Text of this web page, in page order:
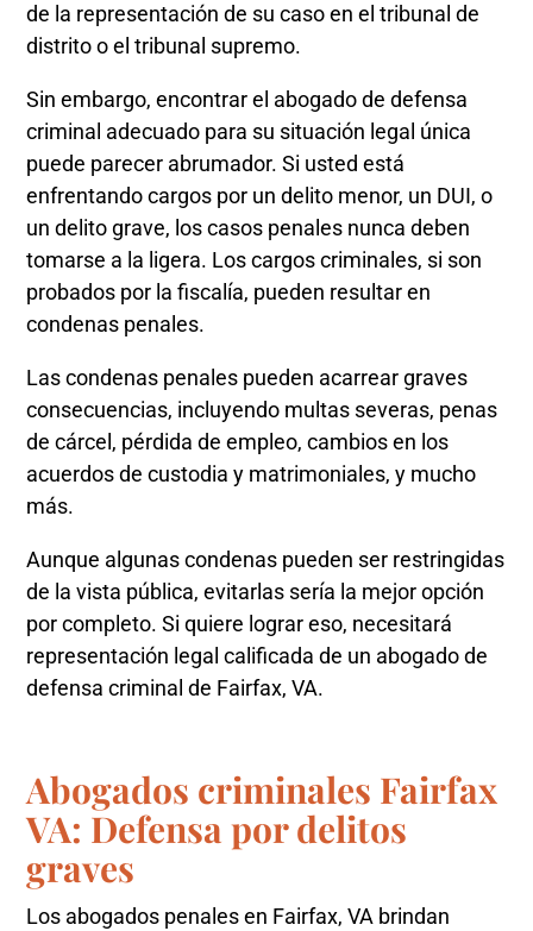
de la representación de su caso en el tribunal de
distrito o el tribunal supremo.
Sin embargo, encontrar el abogado de defensa
criminal adecuado para su situación legal única
puede parecer abrumador. Si usted está
enfrentando cargos por un delito menor, un DUI, o
un delito grave, los casos penales nunca deben
tomarse a la ligera. Los cargos criminales, si son
probados por la fiscalía, pueden resultar en
condenas penales.
Las condenas penales pueden acarrear graves
consecuencias, incluyendo multas severas, penas
de cárcel, pérdida de empleo, cambios en los
acuerdos de custodia y matrimoniales, y mucho
más.
Aunque algunas condenas pueden ser restringidas
de la vista pública, evitarlas sería la mejor opción
por completo. Si quiere lograr eso, necesitará
representación legal calificada de un abogado de
defensa criminal de Fairfax, VA.
Abogados criminales Fairfax
VA: Defensa por delitos
graves
Los abogados penales en Fairfax, VA brindan